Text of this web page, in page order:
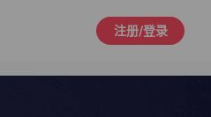
注册/登录